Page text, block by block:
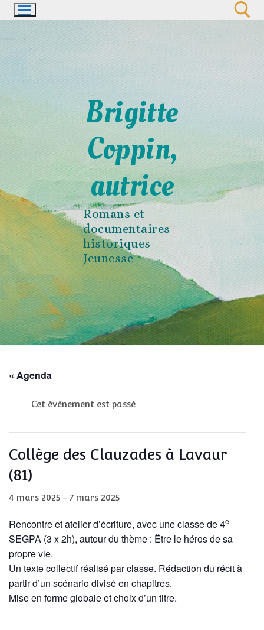
Aller
au
Brigitte
Coppin,
autrice
Romans et
documentaires
historiques
Jeunesse
« Agenda
Cet évènement est passé
Collège des Clauzades à Lavaur
(81)
4 mars 2025 - 7 mars 2025
Rencontre et atelier d’écriture, avec une classe de 4e
SEGPA (3 x 2h), autour du thème : Être le héros de sa
propre vie.
Un texte collectif réalisé par classe. Rédaction du récit à
partir d’un scénario divisé en chapitres.
Mise en forme globale et choix d’un titre.